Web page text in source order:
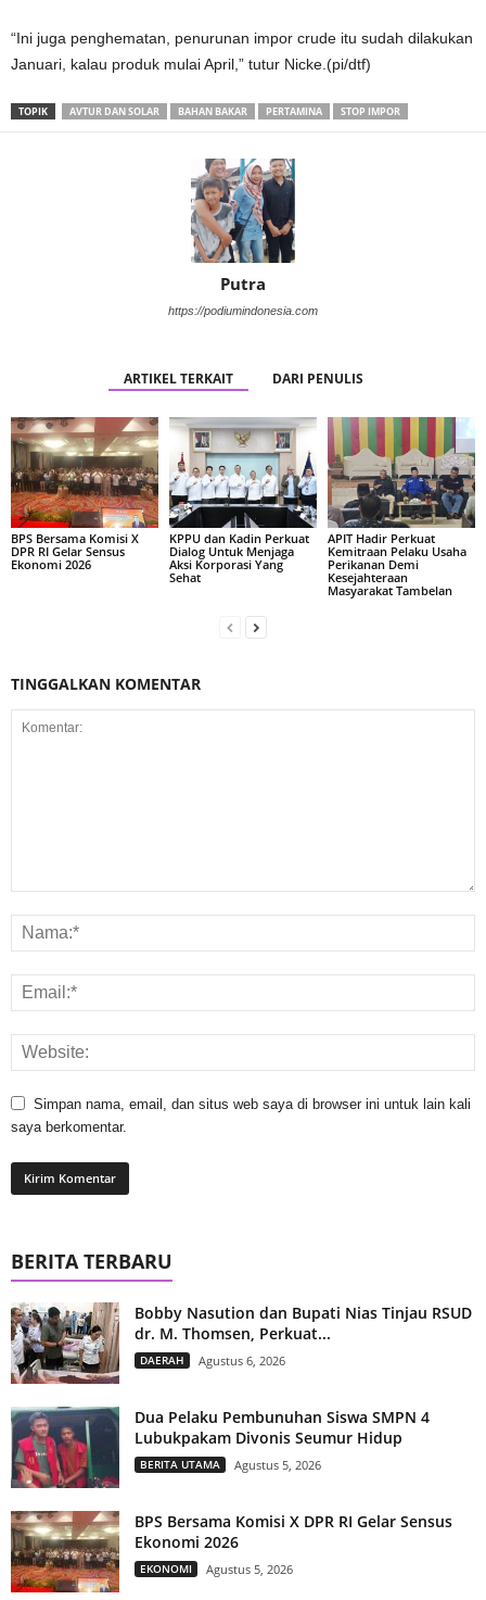
“Ini juga penghematan, penurunan impor crude itu sudah dilakukan
Januari, kalau produk mulai April,” tutur Nicke.(pi/dtf)
TOPIK AVTUR DAN SOLAR BAHAN BAKAR PERTAMINA STOP IMPOR
Putra
https://podiumindonesia.com
ARTIKEL TERKAIT DARI PENULIS
BPS Bersama Komisi X
DPR RI Gelar Sensus
Ekonomi 2026
KPPU dan Kadin Perkuat
Dialog Untuk Menjaga
Aksi Korporasi Yang
Sehat
APIT Hadir Perkuat
Kemitraan Pelaku Usaha
Perikanan Demi
Kesejahteraan
Masyarakat Tambelan
TINGGALKAN KOMENTAR
Simpan nama, email, dan situs web saya di browser ini untuk lain kali
saya berkomentar.
BERITA TERBARU
Bobby Nasution dan Bupati Nias Tinjau RSUD
dr. M. Thomsen, Perkuat...
DAERAH Agustus 6, 2026
Dua Pelaku Pembunuhan Siswa SMPN 4
Lubukpakam Divonis Seumur Hidup
BERITA UTAMA Agustus 5, 2026
BPS Bersama Komisi X DPR RI Gelar Sensus
Ekonomi 2026
EKONOMI Agustus 5, 2026